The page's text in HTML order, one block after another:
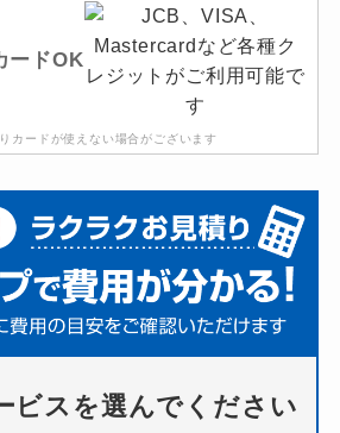
ードOK
カードが使えない場合がございます
ビスを選んでください